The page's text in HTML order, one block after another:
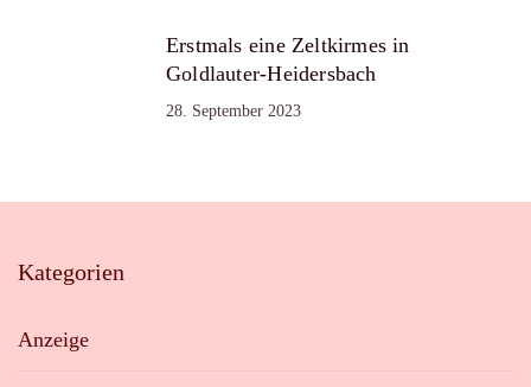
Erstmals eine Zeltkirmes in
Goldlauter-Heidersbach
28. September 2023
Kategorien
Anzeige